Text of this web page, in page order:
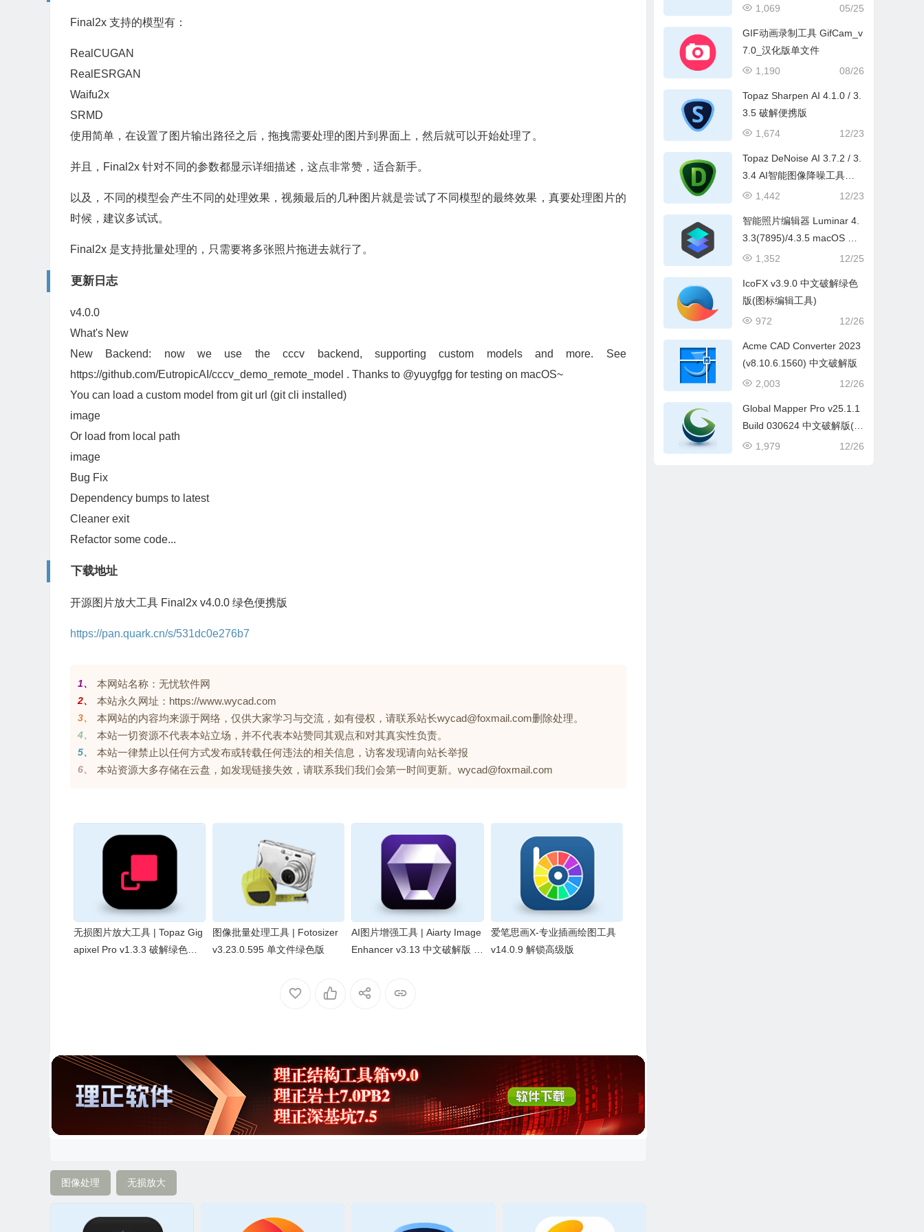
Final2x 支持的模型有：
RealCUGAN
RealESRGAN
Waifu2x
SRMD
使用简单，在设置了图片输出路径之后，拖拽需要处理的图片到界面上，然后就可以开始处理了。
并且，Final2x 针对不同的参数都显示详细描述，这点非常赞，适合新手。
以及，不同的模型会产生不同的处理效果，视频最后的几种图片就是尝试了不同模型的最终效果，真要处理图片的
时候，建议多试试。
Final2x 是支持批量处理的，只需要将多张照片拖进去就行了。
更新日志
v4.0.0
What's New
New Backend: now we use the cccv backend, supporting custom models and more. See
https://github.com/EutropicAI/cccv_demo_remote_model . Thanks to @yuygfgg for testing on macOS~
You can load a custom model from git url (git cli installed)
image
Or load from local path
image
Bug Fix
Dependency bumps to latest
Cleaner exit
Refactor some code...
下载地址
开源图片放大工具 Final2x v4.0.0 绿色便携版
https://pan.quark.cn/s/531dc0e276b7
1、 本网站名称：无忧软件网
2、 本站永久网址：https://www.wycad.com
3、 本网站的内容均来源于网络，仅供大家学习与交流，如有侵权，请联系站长wycad@foxmail.com删除处理。
4、 本站一切资源不代表本站立场，并不代表本站赞同其观点和对其真实性负责。
5、 本站一律禁止以任何方式发布或转载任何违法的相关信息，访客发现请向站长举报
6、 本站资源大多存储在云盘，如发现链接失效，请联系我们我们会第一时间更新。wycad@foxmail.com
无损图片放大工具 | Topaz Gig
apixel Pro v1.3.3 破解绿色便
图像批量处理工具 | Fotosizer
v3.23.0.595 单文件绿色版
AI图片增强工具 | Aiarty Image
Enhancer v3.13 中文破解版 &
爱笔思画X-专业插画绘图工具
v14.0.9 解锁高级版
图像处理 无损放大
05/25
1,069
GIF动画录制工具 GifCam_v
7.0_汉化版单文件
08/26
1,190
Topaz Sharpen AI 4.1.0 / 3.
3.5 破解便携版
12/23
1,674
Topaz DeNoise AI 3.7.2 / 3.
3.4 AI智能图像降噪工具破
解便携版
12/23
1,442
智能照片编辑器 Luminar 4.
3.3(7895)/4.3.5 macOS 多
语言破解版(Win&Mac) 12/25
1,352
IcoFX v3.9.0 中文破解绿色
版(图标编辑工具)
12/26
972
Acme CAD Converter 2023
(v8.10.6.1560) 中文破解版
12/26
2,003
Global Mapper Pro v25.1.1
Build 030624 中文破解版(G
IS数据处理软件)
12/26
1,979